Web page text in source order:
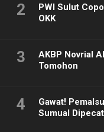
2
PWI Sulut
OKK
3
AKBP Novrial
Tomohon
4
Gawat!
Sumual